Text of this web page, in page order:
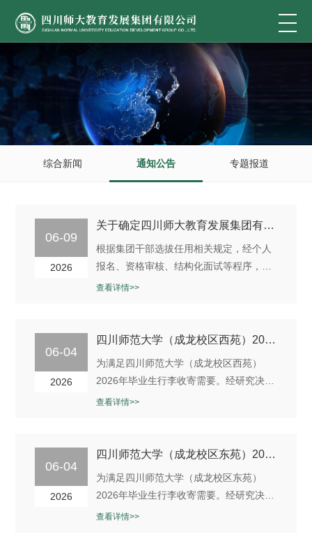
综合新闻 通知公告 专题报道
06-09
2026
关于确定四川师大教育发展集团有限公司二级子公司中层管理岗位考察对象的公示
根据集团干部选拔任用相关规定，经个人
报名、资格审核、结构化面试等程序，集
团党委会议集体研究，现将以下人员确定
文、梁孝丽、孟芹（二）四川师大电子出
师大浩文教育投资管理有限公司何荣、李
海鹏（四）四川师大科技园发展有限...
查看详情>>
06-04
2026
四川师范大学（成龙校区西苑）2026年 毕业季行李收寄服务第二次比选公告
为满足四川师范大学（成龙校区西苑）
2026年毕业生行李收寄需要。经研究决
定，我公司拟面向社会寻求从业经验丰
服务事宜。兹邀请符合本次比选要求的从
就有关事项公告如下：一、项目概况
（一）项目名称：四川师范大学（成龙校
区...
查看详情>>
06-04
2026
四川师范大学（成龙校区东苑）2026年 毕业季行李收寄服务第二次比选公告
为满足四川师范大学（成龙校区东苑）
2026年毕业生行李收寄需要。经研究决
定，我公司拟面向社会寻求从业经验丰
查看详情>>